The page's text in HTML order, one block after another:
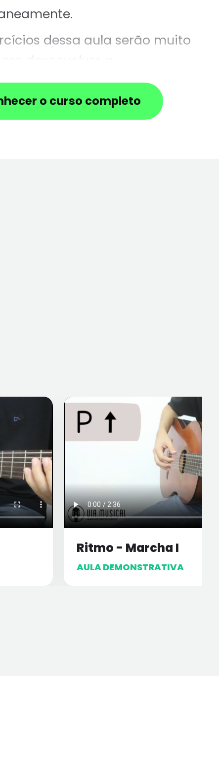
dessa aula serão muito
desenvolver a
entre a voz e a mão
o curso completo
Ritmo - Marcha I
AULA DEMONSTRATIVA